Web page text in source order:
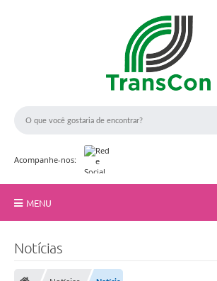
Acompanhe-nos:
MENU
Notícias